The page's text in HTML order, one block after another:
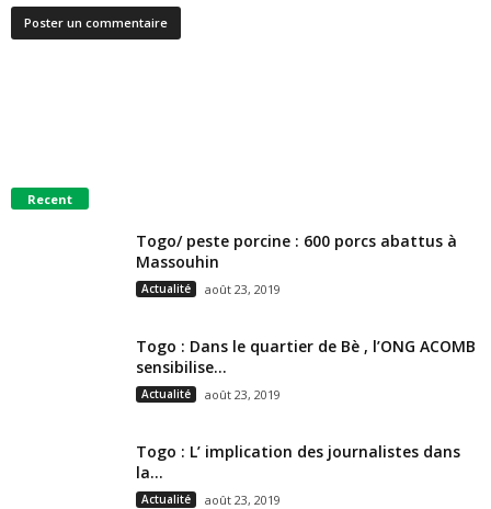
Recent
Togo/ peste porcine : 600 porcs abattus à
Massouhin
Actualité août 23, 2019
Togo : Dans le quartier de Bè , l’ONG ACOMB
sensibilise...
Actualité août 23, 2019
Togo : L’ implication des journalistes dans
la...
Actualité août 23, 2019